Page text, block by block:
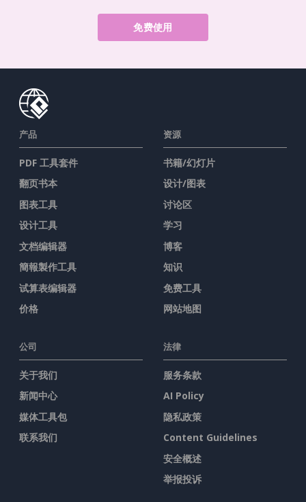
免费使用
产品
PDF 工具套件
翻页书本
图表工具
设计工具
文档编辑器
簡報製作工具
试算表编辑器
价格
资源
书籍/幻灯片
设计/图表
讨论区
学习
博客
知识
免费工具
网站地图
公司
关于我们
新闻中心
媒体工具包
联系我们
法律
服务条款
AI Policy
隐私政策
Content Guidelines
安全概述
举报投诉